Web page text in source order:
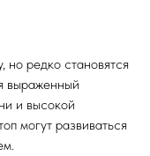
но редко становятся
выраженный
и высокой
могут развиваться